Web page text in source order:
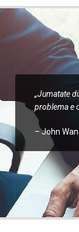
„Jumatate
problema e
– John